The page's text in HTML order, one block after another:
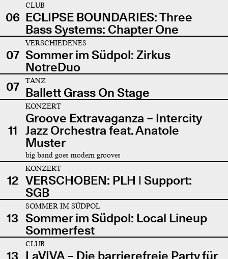
06
CLUB
ECLIPSE BOUNDARIES: Three
Bass Systems: Chapter One
07
VERSCHIEDENES
Sommer im Südpol: Zirkus
NotreDuo
07
TANZ
Ballett Grass On Stage
11
KONZERT
Groove Extravaganza – Intercity
Jazz Orchestra feat. Anatole
Muster
big band goes modern grooves
12
KONZERT
VERSCHOBEN: PLH | Support:
SGB
13
SOMMER IM SÜDPOL
Sommer im Südpol: Local Lineup
Sommerfest
13
CLUB
LaVIVA – Die barrierefreie Party für